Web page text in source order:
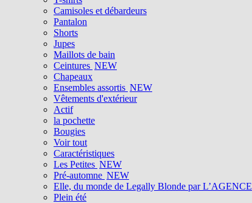
Camisoles et débardeurs
Pantalon
Shorts
Jupes
Maillots de bain
Ceintures NEW
Chapeaux
Ensembles assortis NEW
Vêtements d'extérieur
Actif
la pochette
Bougies
Voir tout
Caractéristiques
Les Petites NEW
Pré-automne NEW
Elle, du monde de Legally Blonde par L’AGENCE
Plein été